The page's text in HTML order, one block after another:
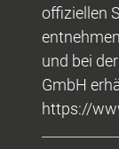
offiziellen
und bei
GmbH
https://